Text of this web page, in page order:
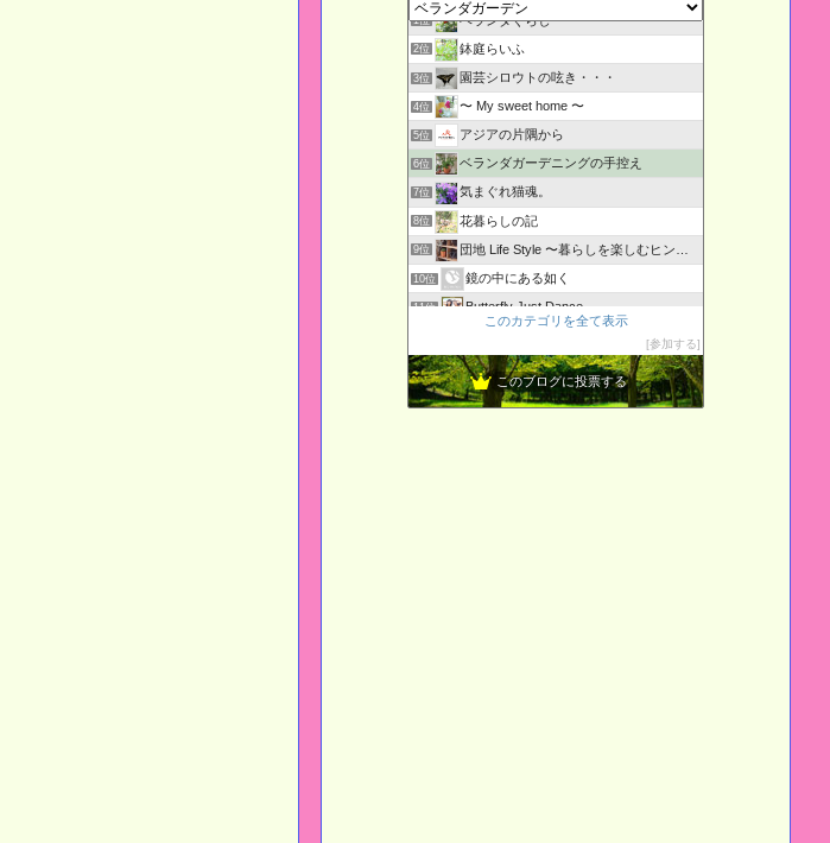
1位 ベランダぐらし
2位 鉢庭らいふ
3位 園芸シロウトの呟き・・・
4位 〜 My sweet home 〜
5位 アジアの片隅から
6位 ベランダガーデニングの手控え
7位 気まぐれ猫魂。
8位 花暮らしの記
9位 団地 Life Style 〜暮らしを楽しむヒント〜
10位 鏡の中にある如く
11位 Butterfly Just Dance
13位 夢のローズガーデンはベランダに・・・
14位 ギター、一年生彡
このカテゴリを全て表示
参加する
このブログに投票する